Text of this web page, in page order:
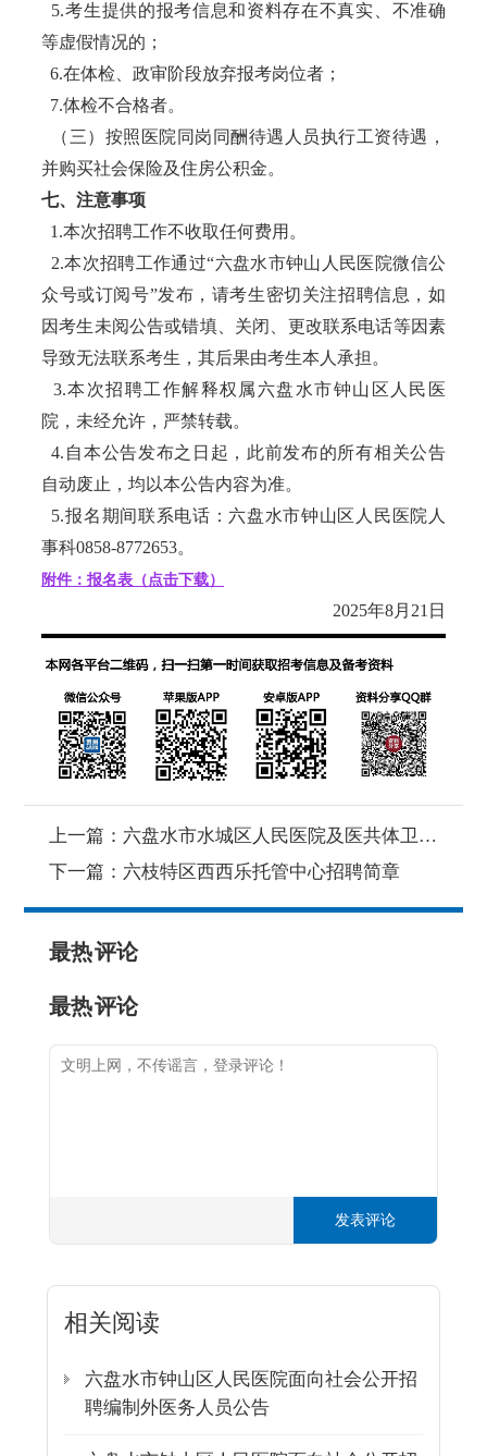
5.考生提供的报考信息和资料存在不真实、不准确
等虚假情况的；
6.在体检、政审阶段放弃报考岗位者；
7.体检不合格者。
（三）按照医院同岗同酬待遇人员执行工资待遇，
并购买社会保险及住房公积金。
七、注意事项
1.本次招聘工作不收取任何费用。
2.本次招聘工作通过“六盘水市钟山人民医院微信公
众号或订阅号”发布，请考生密切关注招聘信息，如
因考生未阅公告或错填、关闭、更改联系电话等因素
导致无法联系考生，其后果由考生本人承担。
3.本次招聘工作解释权属六盘水市钟山区人民医
院，未经允许，严禁转载。
4.自本公告发布之日起，此前发布的所有相关公告
自动废止，均以本公告内容为准。
5.报名期间联系电话：六盘水市钟山区人民医院人
事科0858-8772653。
附件：报名表（点击下载）
2025年8月21日
上一篇： 六盘水市水城区人民医院及医共体卫生院面向社会公开招聘专业技术人员公告
下一篇： 六枝特区西西乐托管中心招聘简章
最热评论
最热评论
发表评论
相关阅读
六盘水市钟山区人民医院面向社会公开招
聘编制外医务人员公告